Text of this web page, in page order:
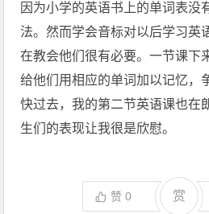
因为小学的英语书上的单词表没
法。然而学会音标对以后学习英
在教会他们很有必要。一节课下
给他们用相应的单词加以记忆，
快过去，我的第二节英语课也在
生们的表现让我很是欣慰。
赞0 赏